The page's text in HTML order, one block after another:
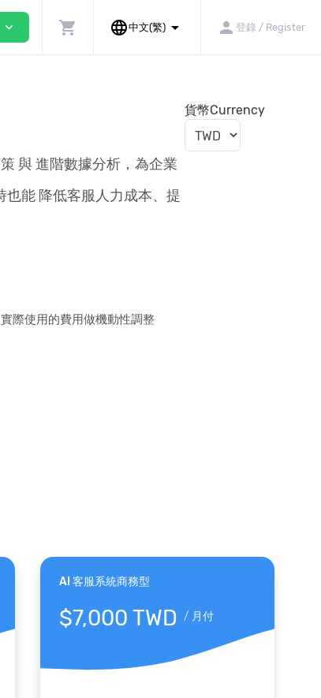
expand_more shopping_cart language中文(繁) arrow_drop_down person 登錄 / Register
與 進階數據分析，為企業
能 降低客服人力成本、提
際使用的費用做機動性調整
貨幣Currency
AI 客服系統商務型
$7,000 TWD / 月付